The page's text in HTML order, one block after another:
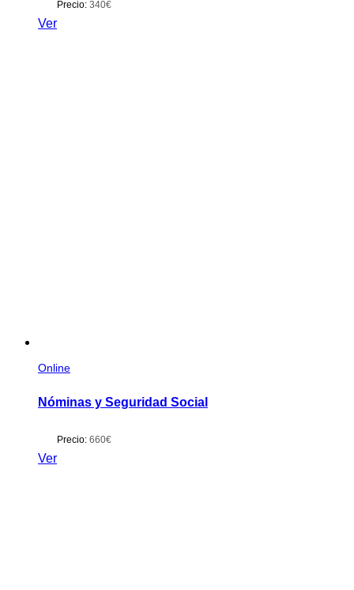
Precio: 340€
Ver
Online
Nóminas y Seguridad Social
Precio: 660€
Ver